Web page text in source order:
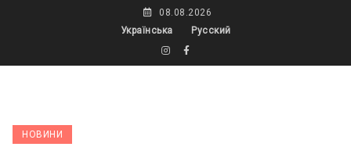
08.08.2026
Українська
Русский
НОВИНИ